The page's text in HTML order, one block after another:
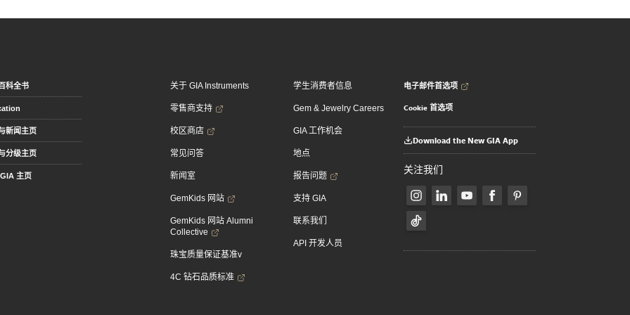
科全书
新闻主页
分级主页
主页
关于 GIA Instruments
零售商支持
校区商店
常见问答
新闻室
GemKids 网站
GemKids 网站 Alumni
Collective
珠宝质量保证基准v
4C 钻石品质标准
学生消费者信息
Gem & Jewelry Careers
GIA 工作机会
地点
报告问题
支持 GIA
联系我们
API 开发人员
电子邮件首选项
Cookie 首选项
Download the New GIA App
关注我们